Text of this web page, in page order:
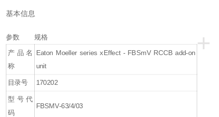
基本信息
+
参数 规格
产品名
称
Eaton Moeller series xEffect - FBSmV RCCB add-on
unit
目录号 170202
型号代
码
FBSMV-63/4/03